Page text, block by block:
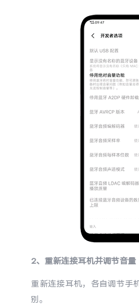
X Fold5
全部X机型
S20 Pro
iQOO 15 Ultra
vivo 头戴降噪耳机
iQOO Pad6 Pro
2、重新连接耳机并调节音量
重新连接耳机，各自调节手
别。